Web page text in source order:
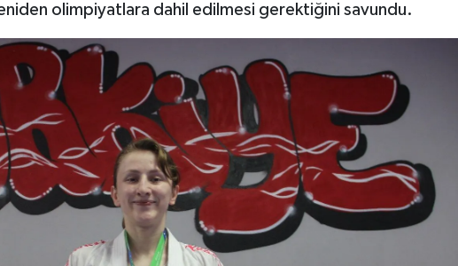
olimpiyatlara dahil edilmesi gerektiğini savundu.